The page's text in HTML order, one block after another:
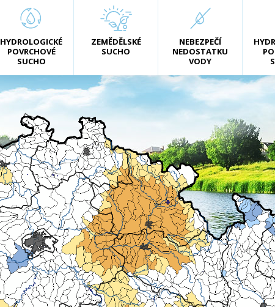
HYDROLOGICKÉ
POVRCHOVÉ
SUCHO
ZEMĚDĚLSKÉ
SUCHO
NEBEZPEČÍ
NEDOSTATKU
VODY